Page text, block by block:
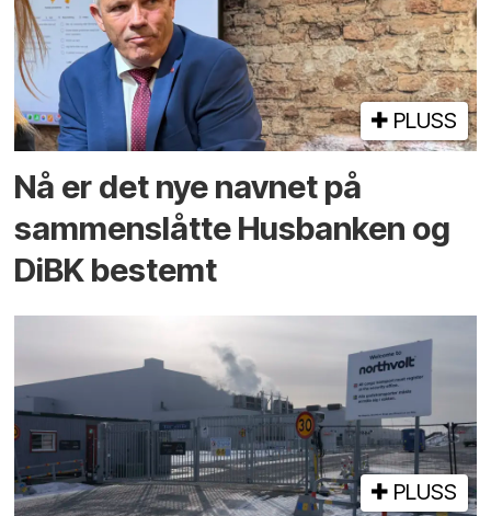
PLUSS
Nå er det nye navnet på
sammenslåtte Husbanken og
DiBK bestemt
PLUSS